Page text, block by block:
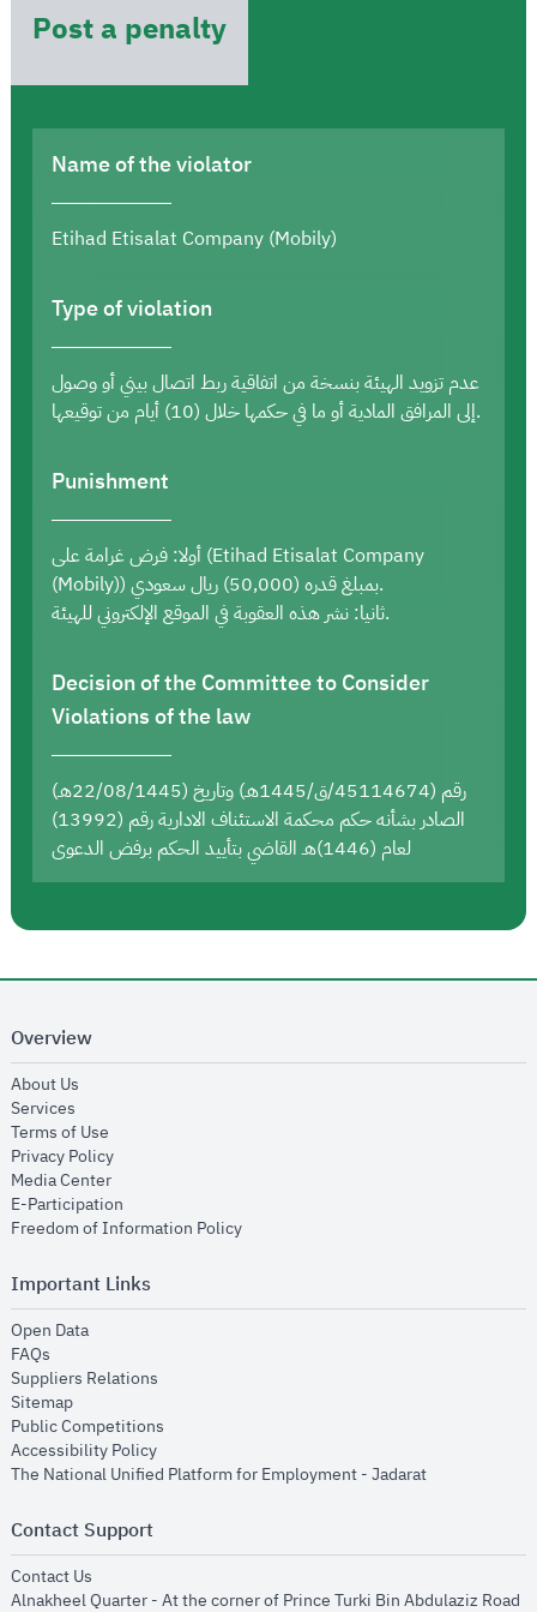
Post a penalty
Name of the violator
Etihad Etisalat Company (Mobily)
Type of violation
عدم تزويد الهيئة بنسخة من اتفاقية ربط اتصال بيني أو وصول
إلى المرافق المادية أو ما في حكمها خلال (10) أيام من توقيعها.
Punishment
أولا: فرض غرامة على (Etihad Etisalat Company
(Mobily)) بمبلغ قدره (50,000) ريال سعودي.
ثانيا: نشر هذه العقوبة في الموقع الإلكتروني للهيئة.
Decision of the Committee to Consider
Violations of the law
رقم (45114674/ق/1445هـ) وتاريخ (22/08/1445هـ)
الصادر بشأنه حكم محكمة الاستئناف الادارية رقم (13992)
لعام (1446)هـ القاضي بتأييد الحكم برفض الدعوى
Overview
About Us
Services
Terms of Use
Privacy Policyopens in new window
Media Centeropens in new window
E-Participation
Freedom of Information Policyopens in new window
Important Links
Open Dataopens in new window
FAQs
Suppliers Relations
Sitemapopens in new window
Public Competitions
Accessibility Policyopens in new window
The National Unified Platform for Employment - Jadaratopens in new
Contact Support
Contact Us
Alnakheel Quarter - At the corner of Prince Turki Bin Abdulaziz Road